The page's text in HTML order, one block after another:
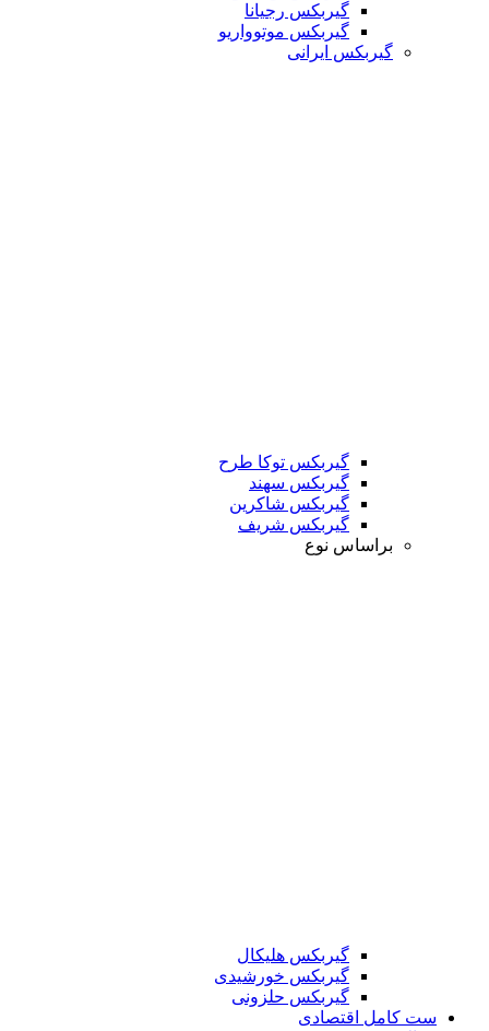
گیربکس رجیانا
گیربکس موتوواریو
گیربکس ایرانی
گیربکس توکا طرح
گیربکس سهند
گیربکس شاکرین
گیربکس شریف
براساس نوع
گیربکس هلیکال
گیربکس خورشیدی
گیربکس حلزونی
ست کامل اقتصادی